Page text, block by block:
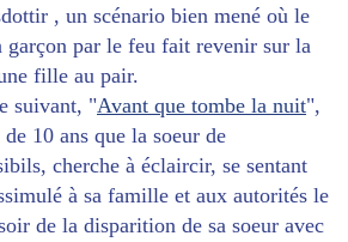
, un scénario bien mené où le
garçon par le feu fait revenir sur la
fille au pair.
suivant, "Avant que tombe la nuit",
10 ans que la soeur de
cherche à éclaircir, se sentant
à sa famille et aux autorités le
de la disparition de sa soeur avec